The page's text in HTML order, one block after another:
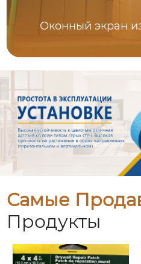
Оконный экран
Самые
Продукты